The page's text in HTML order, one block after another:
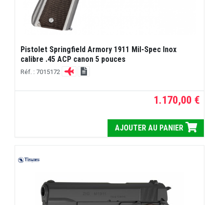
Pistolet Springfield Armory 1911 Mil-Spec Inox
calibre .45 ACP canon 5 pouces
Réf. : 7015172
1.170,00 €
AJOUTER AU PANIER